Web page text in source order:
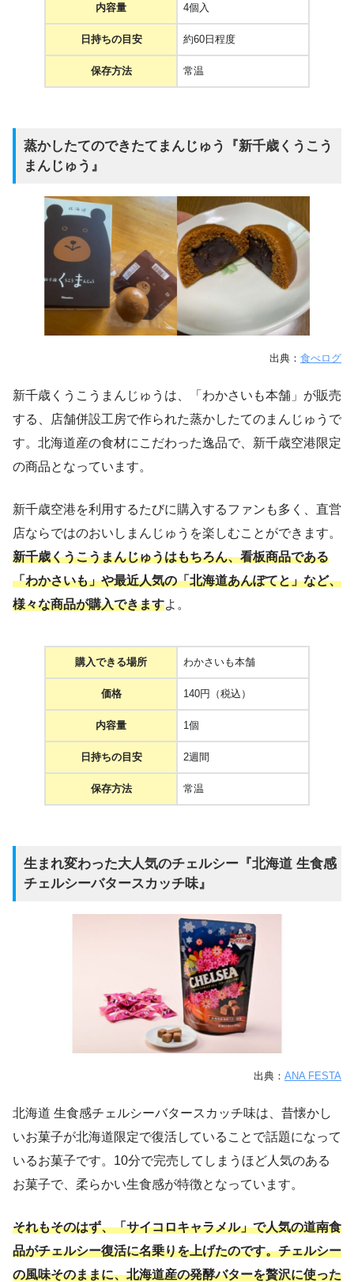
内容量 4個入
日持ちの目安 約60日程度
保存方法 常温
蒸かしたてのできたてまんじゅう『新千歳くうこう
まんじゅう』
出典： 食べログ
新千歳くうこうまんじゅうは、「わかさいも本舗」が販売
する、店舗併設工房で作られた蒸かしたてのまんじゅうで
す。北海道産の食材にこだわった逸品で、新千歳空港限定
の商品となっています。
新千歳空港を利用するたびに購入するファンも多く、直営
店ならではのおいしまんじゅうを楽しむことができます。
新千歳くうこうまんじゅうはもちろん、看板商品である
「わかさいも」や最近人気の「北海道あんぽてと」など、
様々な商品が購入できますよ。
購入できる場所 わかさいも本舗
価格 140円（税込）
内容量 1個
日持ちの目安 2週間
保存方法 常温
生まれ変わった大人気のチェルシー『北海道 生食感
チェルシーバタースカッチ味』
出典： ANA FESTA
北海道 生食感チェルシーバタースカッチ味は、昔懐かし
いお菓子が北海道限定で復活していることで話題になって
いるお菓子です。10分で完売してしまうほど人気のある
お菓子で、柔らかい生食感が特徴となっています。
それもそのはず、「サイコロキャラメル」で人気の道南食
品がチェルシー復活に名乗りを上げたのです。チェルシー
の風味そのままに、北海道産の発酵バターを贅沢に使った